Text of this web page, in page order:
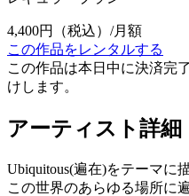
4,400円
（税込）/月額
この作品をレンタルする
この作品は本日中に決済完
けします。
アーティスト詳細
Ubiquitous(遍在)をテーマに
この世界のあらゆる場所に